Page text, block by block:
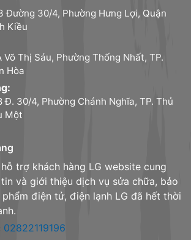
Đường 30/4, Phường Hưng Lợi, Quận
Kiều
Võ Thị Sáu, Phường Thống Nhất, TP.
Hòa
Đ. 30/4, Phường Chánh Nghĩa, TP. Thủ
Một
trợ khách hàng LG website cung
và giới thiệu dịch vụ sửa chữa, bảo
điện tử, điện lạnh LG đã hết thời
02822119196